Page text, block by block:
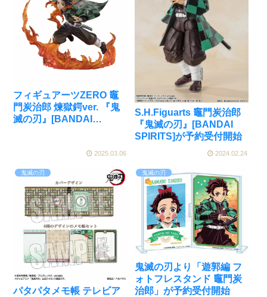
フィギュアーツZERO 竈
門炭治郎 煉獄鍔ver. 『鬼
滅の刃』[BANDAI
2025.03.06
S.H.Figuarts 竈門炭治郎
『鬼滅の刃』[BANDAI
SPIRITS]が予約受付開始
2024.02.24
鬼滅の刃
パタパタメモ帳 テレビア
鬼滅の刃
鬼滅の刃より「遊郭編 フ
ォトフレスタンド 竈門炭
治郎」が予約受付開始